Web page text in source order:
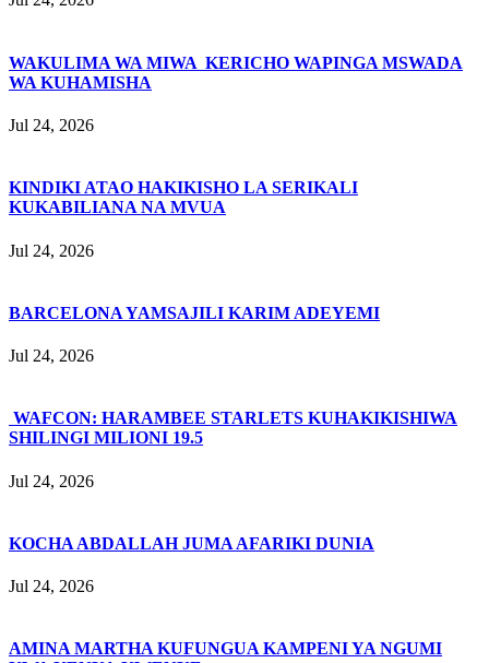
WAKULIMA WA MIWA KERICHO WAPINGA MSWADA
WA KUHAMISHA
Jul 24, 2026
KINDIKI ATAO HAKIKISHO LA SERIKALI
KUKABILIANA NA MVUA
Jul 24, 2026
BARCELONA YAMSAJILI KARIM ADEYEMI
Jul 24, 2026
WAFCON: HARAMBEE STARLETS KUHAKIKISHIWA
SHILINGI MILIONI 19.5
Jul 24, 2026
KOCHA ABDALLAH JUMA AFARIKI DUNIA
Jul 24, 2026
AMINA MARTHA KUFUNGUA KAMPENI YA NGUMI